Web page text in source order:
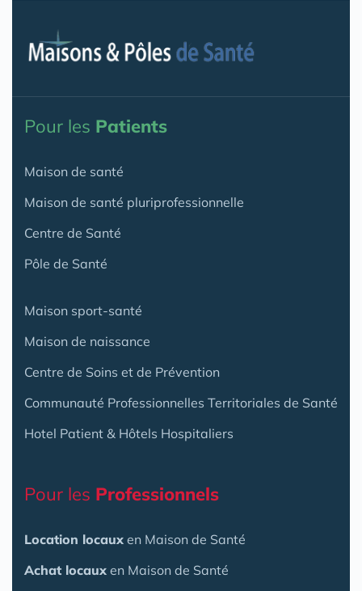
Pour les Patients
Maison de santé
Maison de santé pluriprofessionnelle
Centre de Santé
Pôle de Santé
Maison sport-santé
Maison de naissance
Centre de Soins et de Prévention
Communauté Professionnelles Territoriales de Santé
Hotel Patient & Hôtels Hospitaliers
Pour les Professionnels
Location locaux en Maison de Santé
Achat locaux en Maison de Santé